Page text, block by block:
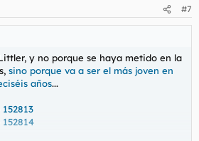
#7
y no porque se haya metido en la
sino porque va a ser el más joven en
años...